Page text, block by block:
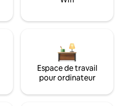
Espace de travail
pour ordinateur